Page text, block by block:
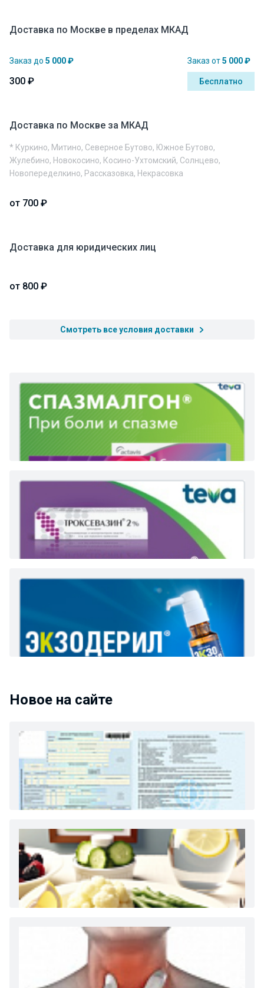
Доставка по Москве в пределах МКАД
Заказ до 5 000 ₽
300 ₽
Заказ от5 000 ₽
Бесплатно
Доставка по Москве за МКАД
* Куркино, Митино, Северное Бутово, Южное Бутово,
Жулебино, Новокосино, Косино-Ухтомский, Солнцево,
Новопеределкино, Рассказовка, Некрасовка
от 700 ₽
Доставка для юридических лиц
от 800 ₽
Смотреть все условия доставки
Новое на сайте
Как и сколько денег можно получить по